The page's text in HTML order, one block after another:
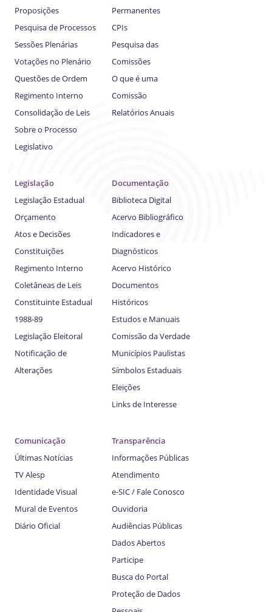
Proposições
Pesquisa de Processos
Sessões Plenárias
Votações no Plenário
Questões de Ordem
Regimento Interno
Consolidação de Leis
Sobre o Processo
Legislativo
Permanentes
CPIs
Pesquisa das
Comissões
O que é uma
Comissão
Relatórios Anuais
Legislação
Legislação Estadual
Orçamento
Atos e Decisões
Constituições
Regimento Interno
Coletâneas de Leis
Constituinte Estadual
1988-89
Legislação Eleitoral
Notificação de
Alterações
Documentação
Biblioteca Digital
Acervo Bibliográfico
Indicadores e
Diagnósticos
Acervo Histórico
Documentos
Históricos
Estudos e Manuais
Comissão da Verdade
Municípios Paulistas
Símbolos Estaduais
Eleições
Links de Interesse
Comunicação
Últimas Notícias
TV Alesp
Identidade Visual
Mural de Eventos
Diário Oficial
Transparência
Informações Públicas
Atendimento
e-SIC / Fale Conosco
Ouvidoria
Audiências Públicas
Dados Abertos
Participe
Busca do Portal
Proteção de Dados